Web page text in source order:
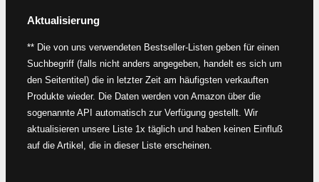
Aktualisierung
** Die von uns verwendeten Bestseller-Listen geben für einen
Suchbegriff (falls nicht anders angegeben, handelt es sich um
den Seitentitel) die in letzter Zeit am häufigsten verkauften
Produkte wieder. Die Daten werden von Amazon über die
sogenannte API automatisch zur Verfügung gestellt. Wir
aktualisieren unsere Liste 1x täglich und haben keinen Einfluß
auf die Artikel, die in dieser Liste erscheinen.